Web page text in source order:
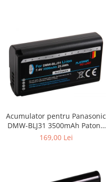
Acumulator pentru Panasonic
DMW-BLJ31 3500mAh Patona
Platinum
169,00 Lei